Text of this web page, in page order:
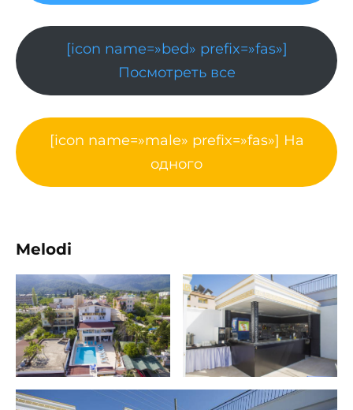
[icon name=»bed» prefix=»fas»]
Посмотреть все
[icon name=»male» prefix=»fas»] На
одного
Melodi